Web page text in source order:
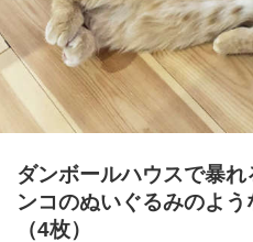
ダンボールハウスで暴
ンコのぬいぐるみのよ
（4枚）